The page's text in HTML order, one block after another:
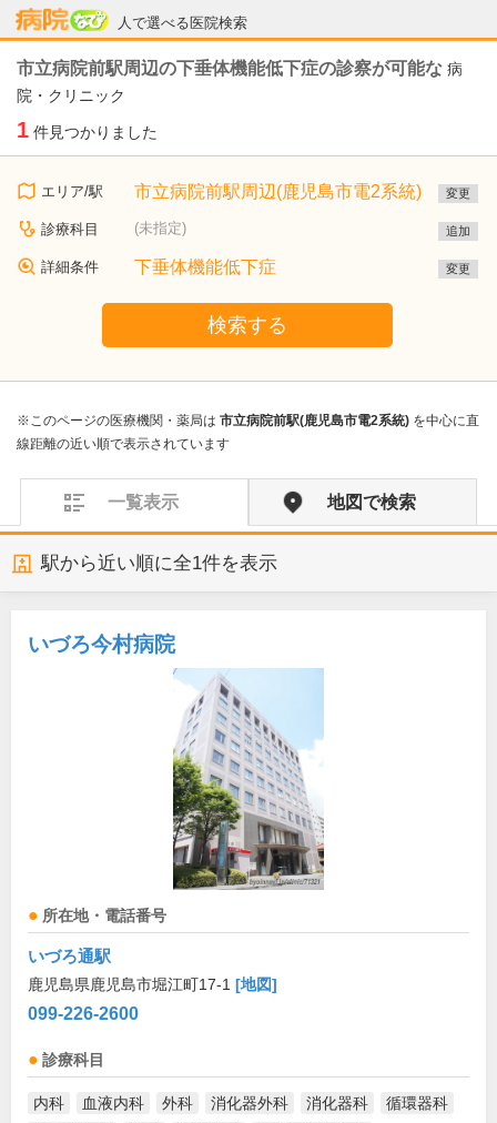
人で選べる医院検索
病院なび
市立病院前駅周辺の下垂体機能低下症の診察が可能な 病
院・クリニック
1 件見つかりました
エリア/駅 市立病院前駅周辺(鹿児島市電2系統) 変更
診療科目 (未指定) 追加
詳細条件 下垂体機能低下症 変更
検索する
※このページの医療機関・薬局は 市立病院前駅(鹿児島市電2系統) を中心に直
線距離の近い順で表示されています
一覧表示 地図で検索
駅から近い順に全1件を表示
いづろ今村病院
所在地・電話番号
いづろ通駅
鹿児島県鹿児島市堀江町17-1 [地図]
099-226-2600
診療科目
内科 血液内科 外科 消化器外科 消化器科
循環器科